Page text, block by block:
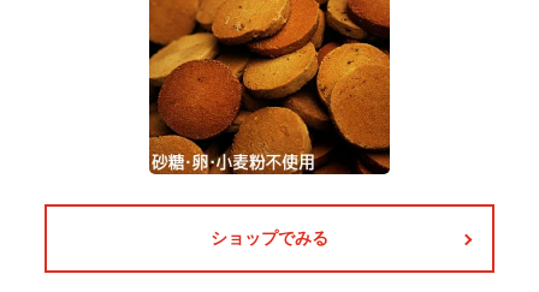
ショップでみる